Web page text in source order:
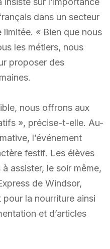
dans un secteur
limitée. « Bien que nous
les métiers, nous
proposer des
nous offrons aux
», précise-t-elle. Au-
l’événement
festif. Les élèves
assister, le soir même,
de Windsor,
pour la nourriture ainsi
et d’articles